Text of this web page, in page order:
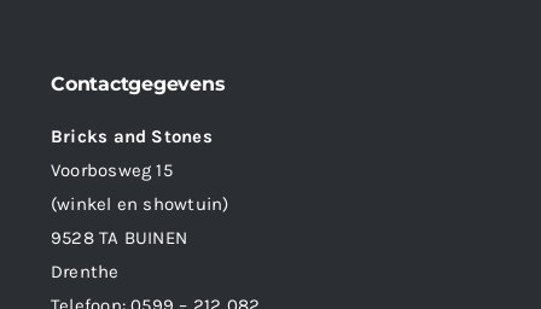
Contactgegevens
Bricks and Stones
Voorbosweg 15
(winkel en showtuin)
9528 TA BUINEN
Drenthe